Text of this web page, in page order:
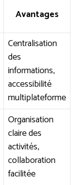
Avantages
Centralisation
des
informations,
accessibilité
multiplateforme
Organisation
claire des
activités,
collaboration
facilitée